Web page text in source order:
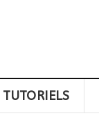
TUTORIELS